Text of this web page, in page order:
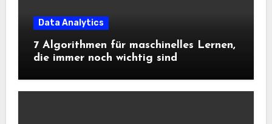
Data Analytics
7 Algorithmen für maschinelles Lernen,
die immer noch wichtig sind